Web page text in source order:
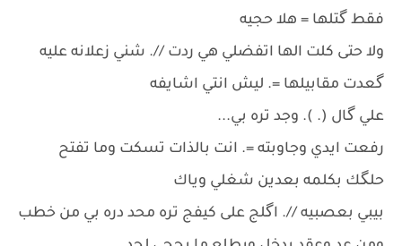
فقط گتلها = هلا حجيه
ولا حتى كلت الها اتفضلي هي ردت //. شني زعلانه عليه
گعدت مقابيلها =. ليش انتي اشايفه
علي گال (. ). وجد تره بي...
رفعت ايدي وجاوبته =. انت بالذات تسكت وما تفتح
حلگك بكلمه بعدين شغلي وياك
بيبي بعصبيه //. اگلج على كيفج تره محد دره بي من خطب